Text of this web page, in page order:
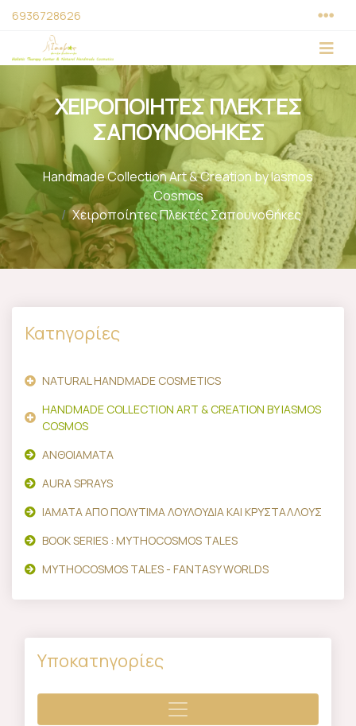
6936728626
ΧΕΙΡΟΠΟΙΗΤΕΣ ΠΛΕΚΤΕΣ
ΣΑΠΟΥΝΟΘΗΚΕΣ
Handmade Collection Art & Creation by Iasmos
Cosmos
Χειροποίητες Πλεκτές Σαπουνοθήκες
Κατηγορίες
NATURAL HANDMADE COSMETICS
HANDMADE COLLECTION ART & CREATION BY IASMOS
COSMOS
ΑΝΘΟΙΑΜΑΤΑ
AURA SPRAYS
ΙΑΜΑΤΑ ΑΠΟ ΠΟΛΥΤΙΜΑ ΛΟΥΛΟΥΔΙΑ ΚΑΙ ΚΡΥΣΤΑΛΛΟΥΣ
BOOK SERIES : MYTHOCOSMOS TALES
MYTHOCOSMOS TALES - FANTASY WORLDS
Υποκατηγορίες